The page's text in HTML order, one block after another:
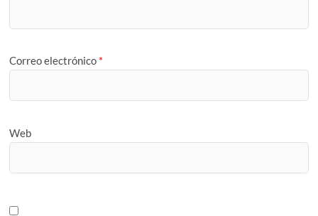
Correo electrónico *
Web